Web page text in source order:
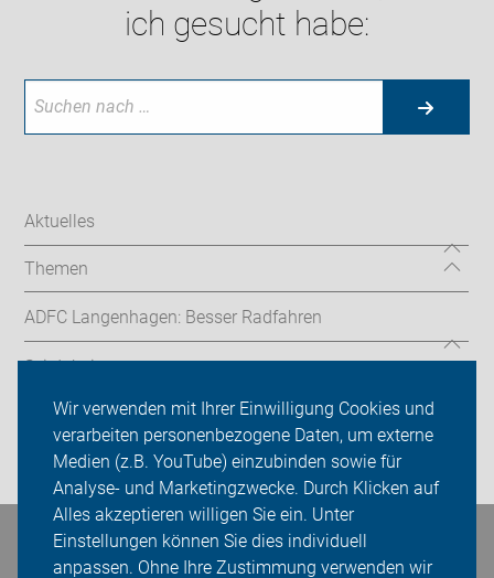
Wir verwenden mit Ihrer Einwilligung Cookies und
verarbeiten personenbezogene Daten, um externe
Medien (z.B. YouTube) einzubinden sowie für
Analyse- und Marketingzwecke. Durch Klicken auf
Alles akzeptieren willigen Sie ein. Unter
Einstellungen können Sie dies individuell
anpassen. Ohne Ihre Zustimmung verwenden wir
ich gesucht habe:
Aktuelles
Themen
ADFC Langenhagen: Besser Radfahren
Sei dabei
Presse
Login
Bleiben Sie in Kontakt